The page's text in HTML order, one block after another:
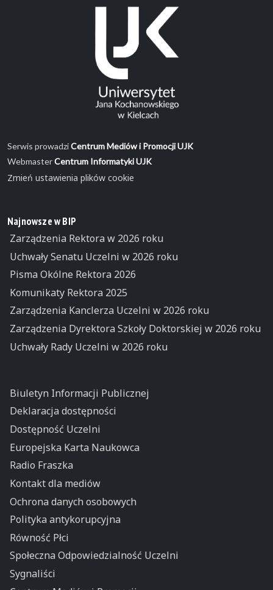
Serwis prowadziCentrum Mediów i Promocji UJK
WebmasterCentrum Informatyki UJK
Zmień ustawienia plików cookie
Najnowsze w BIP
Zarządzenia Rektora w 2026 roku
Uchwały Senatu Uczelni w 2026 roku
Pisma Okólne Rektora 2026
Komunikaty Rektora 2025
Zarządzenia Kanclerza Uczelni w 2026 roku
Zarządzenia Dyrektora Szkoły Doktorskiej w 2026 roku
Uchwały Rady Uczelni w 2026 roku
Biuletyn Informacji Publicznej
Deklaracja dostępności
Dostępność Uczelni
Europejska Karta Naukowca
Radio Fraszka
Kontakt dla mediów
Ochrona danych osobowych
Polityka antykorupcyjna
Równość Płci
Społeczna Odpowiedzialność Uczelni
Sygnaliści